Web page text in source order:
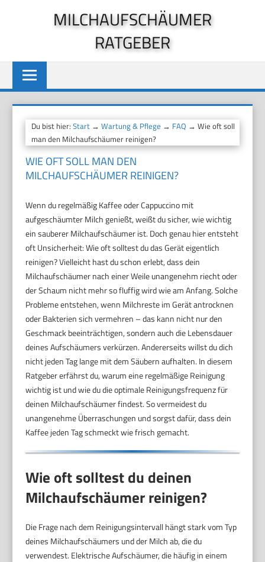
MILCHAUFSCHÄUMER
RATGEBER
Du bist hier:Start →Wartung & Pflege → FAQ → Wie oft soll
man den Milchaufschäumer reinigen?
WIE OFT SOLL MAN DEN
MILCHAUFSCHÄUMER REINIGEN?
Wenn du regelmäßig Kaffee oder Cappuccino mit
aufgeschäumter Milch genießt, weißt du sicher, wie wichtig
ein sauberer Milchaufschäumer ist. Doch genau hier entsteht
oft Unsicherheit: Wie oft solltest du das Gerät eigentlich
reinigen? Vielleicht hast du schon erlebt, dass dein
Milchaufschäumer nach einer Weile unangenehm riecht oder
der Schaum nicht mehr so fluffig wird wie am Anfang. Solche
Probleme entstehen, wenn Milchreste im Gerät antrocknen
oder Bakterien sich vermehren – das kann nicht nur den
Geschmack beeinträchtigen, sondern auch die Lebensdauer
deines Aufschäumers verkürzen. Andererseits willst du dich
nicht jeden Tag lange mit dem Säubern aufhalten. In diesem
Ratgeber erfährst du, warum eine regelmäßige Reinigung
wichtig ist und wie du die optimale Reinigungsfrequenz für
deinen Milchaufschäumer findest. So vermeidest du
unangenehme Überraschungen und sorgst dafür, dass dein
Kaffee jeden Tag schmeckt wie frisch gemacht.
Wie oft solltest du deinen
Milchaufschäumer reinigen?
Die Frage nach dem Reinigungsintervall hängt stark vom Typ
deines Milchaufschäumers und der Milch ab, die du
verwendest. Elektrische Aufschäumer, die häufig in einem